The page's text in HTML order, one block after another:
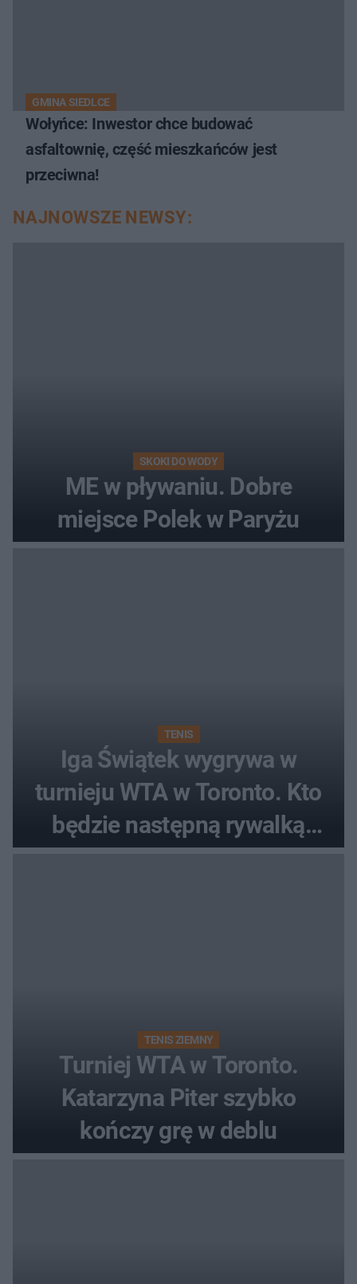
GMINA SIEDLCE
Wołyńce: Inwestor chce budować
asfaltownię, część mieszkańców jest
przeciwna!
NAJNOWSZE NEWSY:
SKOKI DO WODY
ME w pływaniu. Dobre
miejsce Polek w Paryżu
TENIS
Iga Świątek wygrywa w
turnieju WTA w Toronto. Kto
będzie następną rywalką
Polki?
TENIS ZIEMNY
Turniej WTA w Toronto.
Katarzyna Piter szybko
kończy grę w deblu